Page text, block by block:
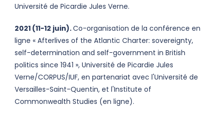
Université de Picardie Jules Verne.
2021 (11-12 juin).Co-organisation de la conférence en
ligne « Afterlives of the Atlantic Charter: sovereignty,
self-determination and self-government in British
politics since 1941 », Université de Picardie Jules
Verne/CORPUS/IUF, en partenariat avec l'Université de
Versailles-Saint-Quentin, et l'Institute of
Commonwealth Studies (en ligne).